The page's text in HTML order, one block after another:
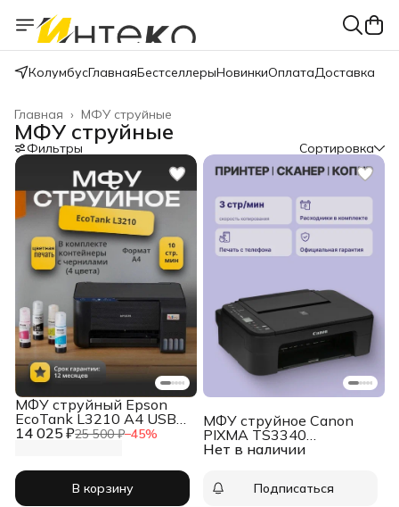
КолумбусГлавнаяБестселлерыНовинкиОплатаДоставка
МФУ струйные
Главная ›
МФУ струйные
Фильтры Сортировка
14 025 ₽25 500 ₽−45%
МФУ струйный Epson
EcoTank L3210 A4 USB
черный, для
В корзину
Нет в наличии
МФУ струйное Canon
PIXMA TS3340
(3771C007)
Подписаться